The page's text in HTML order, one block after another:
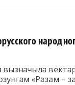
«Разам –